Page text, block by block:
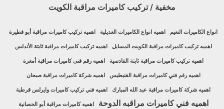
مخفية / تركيب كاميرات مراقبة الكويت
انواع الكاميرات النعيم اهميه انواع الكاميرات العديلية اهميه تركيب كاميرات مراقبة أبو فطيرة
اهميه تركيب كاميرات مراقبة الكويت المسايل اهميه تركيب كاميرات مراقبة ثابتة الأندلس
اهميه تركيب كاميرات مراقبة ثابتة القادسية اهميه رقم فني كاميرات مراقبة أمغرة
اهميه رقم فني كاميرات مراقبة الفنيطيس اهميه شركة كاميرات مراقبة صبحان
اهميه شركة كاميرات مراقبة عبد الله المبارك اهميه فني تركيب كاميرات وايرلس قرطبة
اهميه فني كاميرات مراقبه الدوحة اهميه كاميرات مراقبة أبو الحصانية